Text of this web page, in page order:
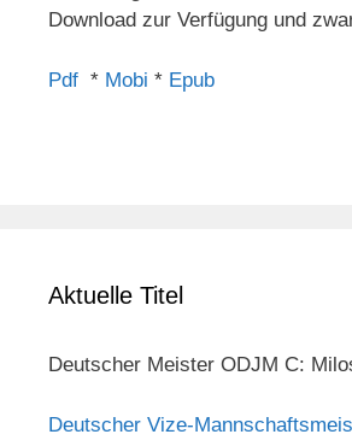
Download zur Verfügung und
Pdf * Mobi * Epub
Aktuelle Titel
Deutscher Meister ODJM C:
Deutscher Vize-